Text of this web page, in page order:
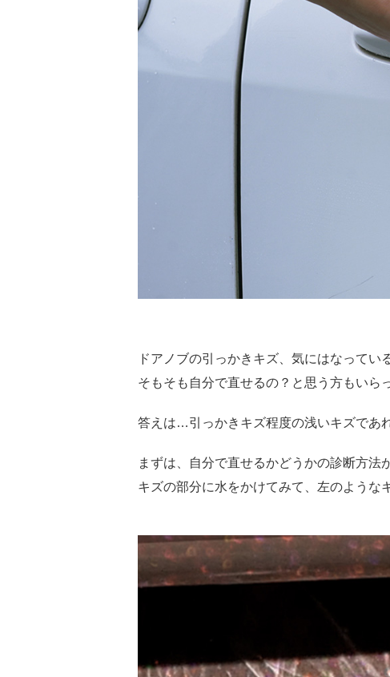
ドアノブの引っかきキズ、気にはなってい
そもそも自分で直せるの？と思う方もいら
答えは…引っかきキズ程度の浅いキズであ
まずは、自分で直せるかどうかの診断方法
キズの部分に水をかけてみて、左のような